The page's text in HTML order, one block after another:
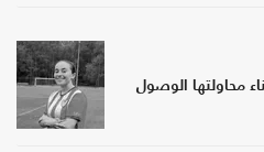
محاولتها الوصول